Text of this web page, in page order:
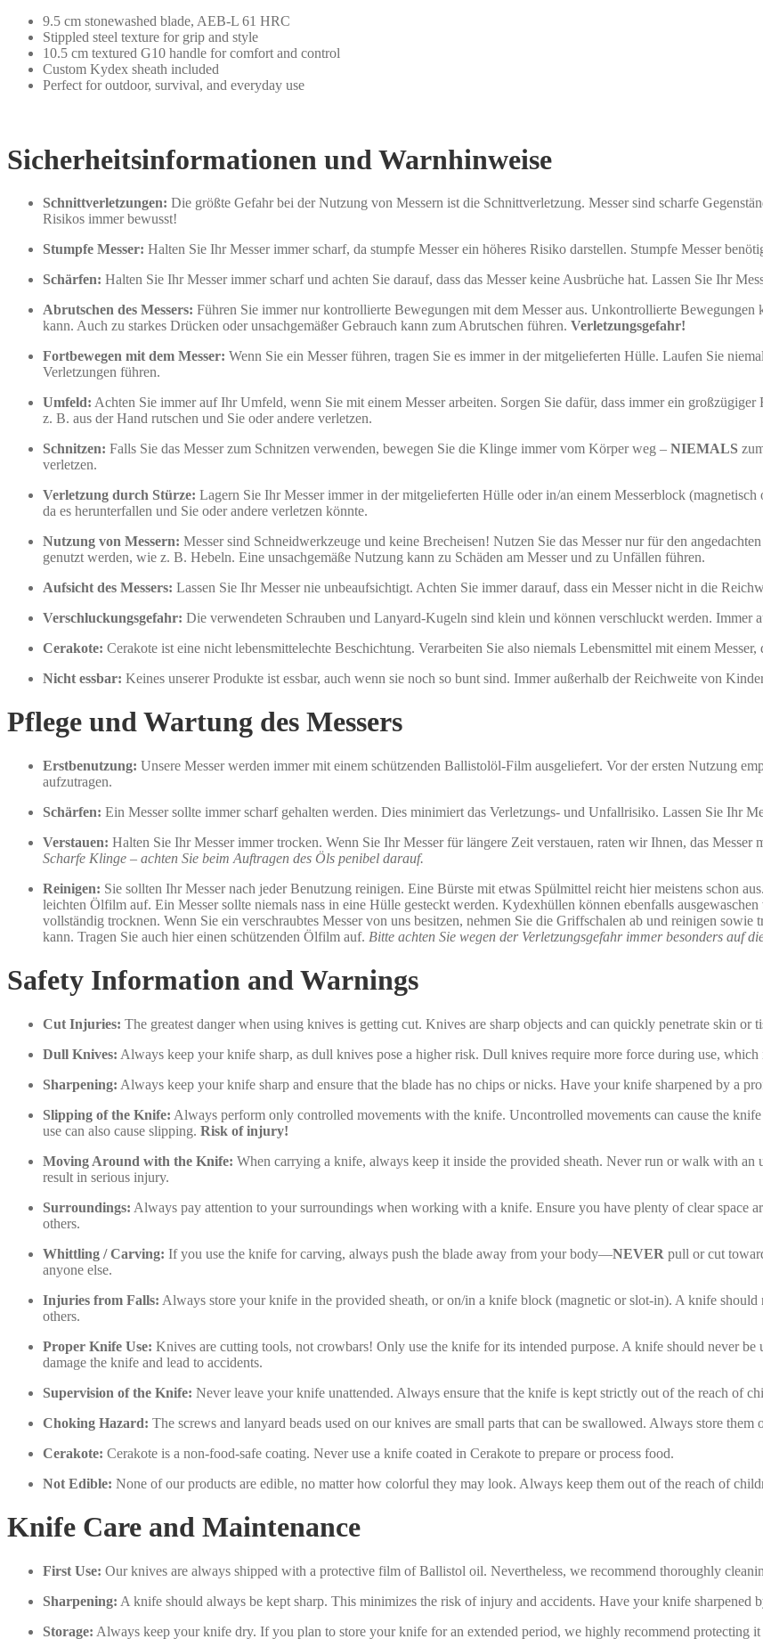
9.5 cm stonewashed blade, AEB-L 61 HRC
Stippled steel texture for grip and style
10.5 cm textured G10 handle for comfort and control
Custom Kydex sheath included
Perfect for outdoor, survival, and everyday use
Sicherheitsinformationen und Warnhinweise
Schnittverletzungen: Die größte Gefahr bei der Nutzung von Messern ist die Schnittverletzung. Messer sind scharfe
Risikos immer bewusst!
Stumpfe Messer: Halten Sie Ihr Messer immer scharf, da stumpfe Messer ein höheres Risiko darstellen. Stumpfe Messer
Schärfen: Halten Sie Ihr Messer immer scharf und achten Sie darauf, dass das Messer keine Ausbrüche hat. Lassen Sie Ihr
Abrutschen des Messers: Führen Sie immer nur kontrollierte Bewegungen mit dem Messer aus. Unkontrollierte Bewegungen
kann. Auch zu starkes Drücken oder unsachgemäßer Gebrauch kann zum Abrutschen führen. Verletzungsgefahr!
Fortbewegen mit dem Messer: Wenn Sie ein Messer führen, tragen Sie es immer in der mitgelieferten Hülle. Laufen Sie
Verletzungen führen.
Umfeld: Achten Sie immer auf Ihr Umfeld, wenn Sie mit einem Messer arbeiten. Sorgen Sie dafür, dass immer ein
z. B. aus der Hand rutschen und Sie oder andere verletzen.
Schnitzen: Falls Sie das Messer zum Schnitzen verwenden, bewegen Sie die Klinge immer vom Körper weg – NIEMALS
verletzen.
Verletzung durch Stürze: Lagern Sie Ihr Messer immer in der mitgelieferten Hülle oder in/an einem Messerblock
da es herunterfallen und Sie oder andere verletzen könnte.
Nutzung von Messern: Messer sind Schneidwerkzeuge und keine Brecheisen! Nutzen Sie das Messer nur für den
genutzt werden, wie z. B. Hebeln. Eine unsachgemäße Nutzung kann zu Schäden am Messer und zu Unfällen führen.
Aufsicht des Messers: Lassen Sie Ihr Messer nie unbeaufsichtigt. Achten Sie immer darauf, dass ein Messer nicht in die
Verschluckungsgefahr: Die verwendeten Schrauben und Lanyard-Kugeln sind klein und können verschluckt werden. Immer
Cerakote: Cerakote ist eine nicht lebensmittelechte Beschichtung. Verarbeiten Sie also niemals Lebensmittel mit einem
Nicht essbar: Keines unserer Produkte ist essbar, auch wenn sie noch so bunt sind. Immer außerhalb der Reichweite von
Pflege und Wartung des Messers
Erstbenutzung: Unsere Messer werden immer mit einem schützenden Ballistolöl-Film ausgeliefert. Vor der ersten Nutzung
aufzutragen.
Schärfen: Ein Messer sollte immer scharf gehalten werden. Dies minimiert das Verletzungs- und Unfallrisiko. Lassen Sie Ihr
Verstauen: Halten Sie Ihr Messer immer trocken. Wenn Sie Ihr Messer für längere Zeit verstauen, raten wir Ihnen, das
Scharfe Klinge – achten Sie beim Auftragen des Öls penibel darauf.
Reinigen: Sie sollten Ihr Messer nach jeder Benutzung reinigen. Eine Bürste mit etwas Spülmittel reicht hier meistens schon
leichten Ölfilm auf. Ein Messer sollte niemals nass in eine Hülle gesteckt werden. Kydexhüllen können ebenfalls
vollständig trocknen. Wenn Sie ein verschraubtes Messer von uns besitzen, nehmen Sie die Griffschalen ab und reinigen
kann. Tragen Sie auch hier einen schützenden Ölfilm auf. Bitte achten Sie wegen der Verletzungsgefahr immer besonders auf
Safety Information and Warnings
Cut Injuries: The greatest danger when using knives is getting cut. Knives are sharp objects and can quickly penetrate skin
Dull Knives: Always keep your knife sharp, as dull knives pose a higher risk. Dull knives require more force during use, which
Sharpening: Always keep your knife sharp and ensure that the blade has no chips or nicks. Have your knife sharpened by a
Slipping of the Knife: Always perform only controlled movements with the knife. Uncontrolled movements can cause the
use can also cause slipping. Risk of injury!
Moving Around with the Knife: When carrying a knife, always keep it inside the provided sheath. Never run or walk with
result in serious injury.
Surroundings: Always pay attention to your surroundings when working with a knife. Ensure you have plenty of clear space
others.
Whittling / Carving: If you use the knife for carving, always push the blade away from your body—NEVER pull or cut
anyone else.
Injuries from Falls: Always store your knife in the provided sheath, or on/in a knife block (magnetic or slot-in). A knife
others.
Proper Knife Use: Knives are cutting tools, not crowbars! Only use the knife for its intended purpose. A knife should never
damage the knife and lead to accidents.
Supervision of the Knife: Never leave your knife unattended. Always ensure that the knife is kept strictly out of the reach of
Choking Hazard: The screws and lanyard beads used on our knives are small parts that can be swallowed. Always store them
Cerakote: Cerakote is a non-food-safe coating. Never use a knife coated in Cerakote to prepare or process food.
Not Edible: None of our products are edible, no matter how colorful they may look. Always keep them out of the reach of
Knife Care and Maintenance
First Use: Our knives are always shipped with a protective film of Ballistol oil. Nevertheless, we recommend thoroughly
Sharpening: A knife should always be kept sharp. This minimizes the risk of injury and accidents. Have your knife sharpened
Storage: Always keep your knife dry. If you plan to store your knife for an extended period, we highly recommend protecting